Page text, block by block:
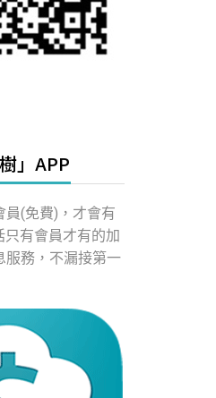
」APP
員(免費)，才會有
有會員才有的加
服務，不漏接第一